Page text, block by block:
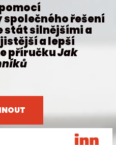
řešení
stát silnějšími a
a lepší
příručkuJak